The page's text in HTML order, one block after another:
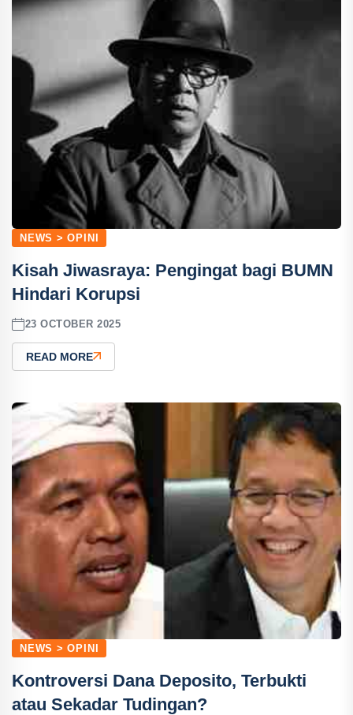
NEWS > OPINI
Kisah Jiwasraya: Pengingat bagi BUMN
Hindari Korupsi
23 OCTOBER 2025
READ MORE
NEWS > OPINI
‎Kontroversi Dana Deposito, Terbukti
atau Sekadar Tudingan?